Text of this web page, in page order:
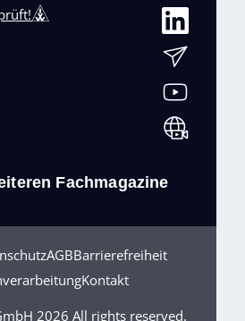
Fachmagazine
AGBBarrierefreiheit
Kontakt
2026 All rights reserved.